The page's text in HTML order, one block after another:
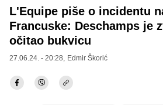
L'Equipe piše o incidentu
Francuske: Deschamps je
očitao bukvicu
27.06.24. - 20:28, Edmir Škorić